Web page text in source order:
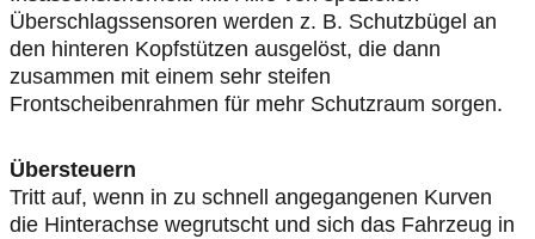
Überschlagssensoren werden z. B. Schutzbügel an
den hinteren Kopfstützen ausgelöst, die dann
zusammen mit einem sehr steifen
Frontscheibenrahmen für mehr Schutzraum sorgen.
Übersteuern
Tritt auf, wenn in zu schnell angegangenen Kurven
die Hinterachse wegrutscht und sich das Fahrzeug in